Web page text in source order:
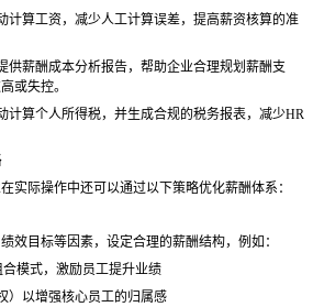
计算工资，减少人工计算误差，提高薪资核算的准
供薪酬成本分析报告，帮助企业合理规划薪酬支
或失控。
计算个人所得税，并生成合规的税务报表，减少HR
实际操作中还可以通过以下策略优化薪酬体系：
效目标等因素，设定合理的薪酬结构，例如：
合模式，激励员工提升业绩
）以增强核心员工的归属感